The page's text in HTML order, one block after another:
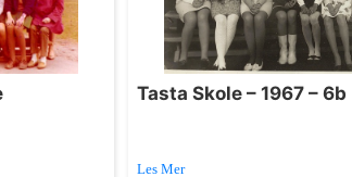
Tasta Skole – 1967 – 6b
Les Mer